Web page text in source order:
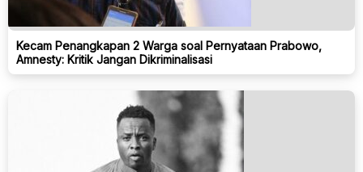
Kecam Penangkapan 2 Warga soal Pernyataan Prabowo,
Amnesty: Kritik Jangan Dikriminalisasi